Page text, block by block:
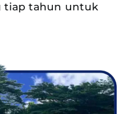
tiap tahun untuk